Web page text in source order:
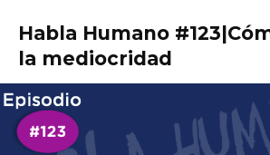
Habla Humano
la mediocridad